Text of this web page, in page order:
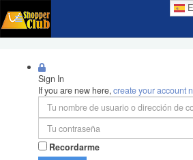
Sign In
If you are new here,create your account
Recordarme